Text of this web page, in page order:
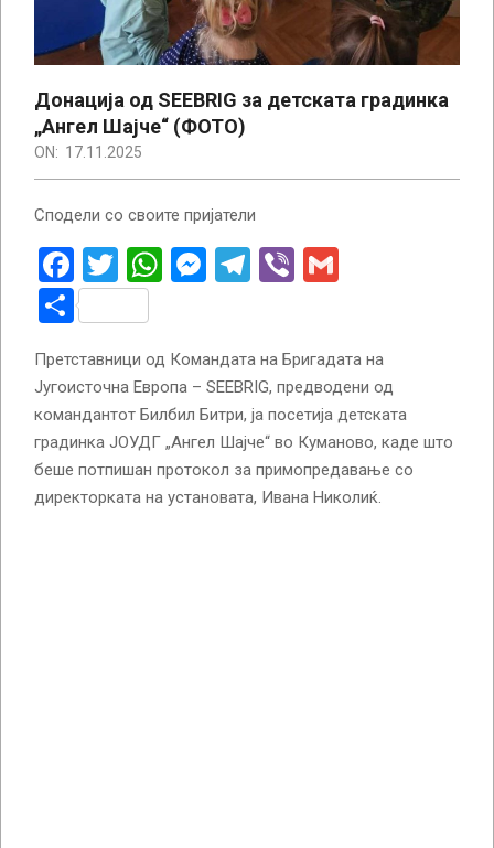
Донација од SEEBRIG за детската градинка
„Ангел Шајче“ (ФОТО)
ON: 17.11.2025
Сподели со своите пријатели
Facebook
Twitter
WhatsApp
Messenger
Telegram
Viber
Share
Претставници од Командата на Бригадата на
Југоисточна Европа – SEEBRIG, предводени од
командантот Билбил Битри, ја посетија детската
градинка ЈОУДГ „Ангел Шајче“ во Куманово, каде што
беше потпишан протокол за примопредавање со
директорката на установата, Ивана Николиќ.